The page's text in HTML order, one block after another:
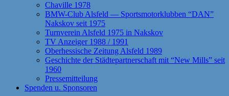
Chaville 1978
BMW-Club Alsfeld — Sportsmotorklubben “DAN”
Nakskov seit 1975
Turnverein Alsfeld 1975 in Nakskov
TV Anzeiger 1988 / 1991
Oberhessische Zeitung Alsfeld 1989
Geschichte der Städtepartnerschaft mit “New Mills” seit
1960
Pressemitteilung
Spenden u. Sponsoren